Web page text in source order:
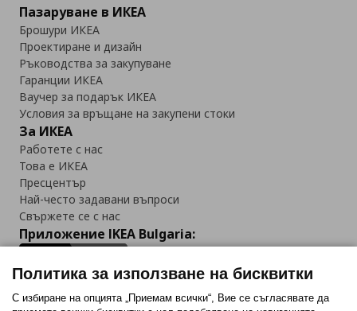
Пазаруване в ИКЕА
Брошури ИКЕА
Проектиране и дизайн
Ръководства за закупуване
Гаранции ИКЕА
Ваучер за подарък ИКЕА
Условия за връщане на закупени стоки
За ИКЕА
Работете с нас
Това е ИКЕА
Пресцентър
Най-често задавани въпроси
Свържете се с нас
Приложение IKEA Bulgaria:
Политика за използване на бисквитки
С избиране на опцията „Приемам всички“, Вие се съгласявате да